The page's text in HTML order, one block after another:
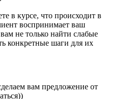
в курсе, что происходит в
воспринимает ваш
не только найти слабые
конкретные шаги для их
вам предложение от